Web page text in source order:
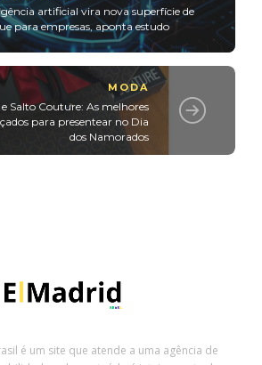
artificial vira nova superfície de
para empresas, aponta estudo
MODA
Salto Couture: As melhores
para presentear no Dia
dos Namorados
é um site que atende a uma agência de